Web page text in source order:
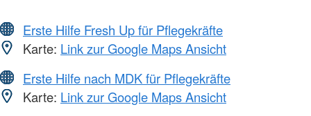
Erste Hilfe Fresh Up für Pflegekräfte
Karte: Link zur Google Maps Ansicht
Erste Hilfe nach MDK für Pflegekräfte
Karte: Link zur Google Maps Ansicht